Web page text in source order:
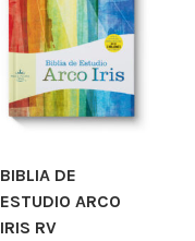
BIBLIA DE
ESTUDIO ARCO
IRIS RV